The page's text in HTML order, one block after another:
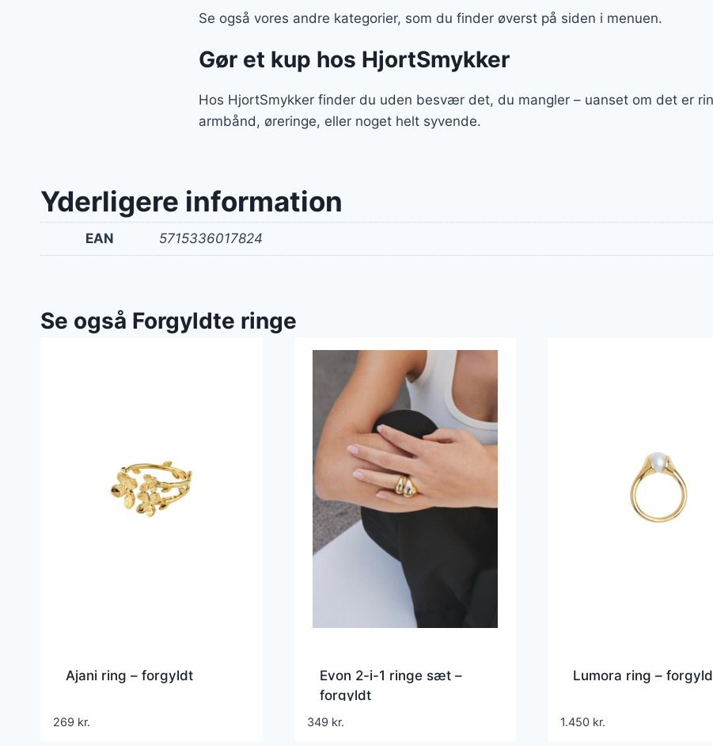
Se også vores andre kategorier, som du finder øverst på siden i menuen.
Gør et kup hos HjortSmykker
Hos HjortSmykker finder du uden besvær det, du mangler – uanset om det er
armbånd, øreringe, eller noget helt syvende.
Yderligere information
EAN 5715336017824
Se også Forgyldte ringe
Ajani ring – forgyldt
269 kr.
Evon 2-i-1 ringe sæt –
forgyldt
349 kr.
Lumora ring –
1.450 kr.